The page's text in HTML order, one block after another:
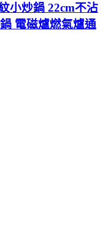
小炒鍋 22cm不沾
電磁爐燃氣爐通